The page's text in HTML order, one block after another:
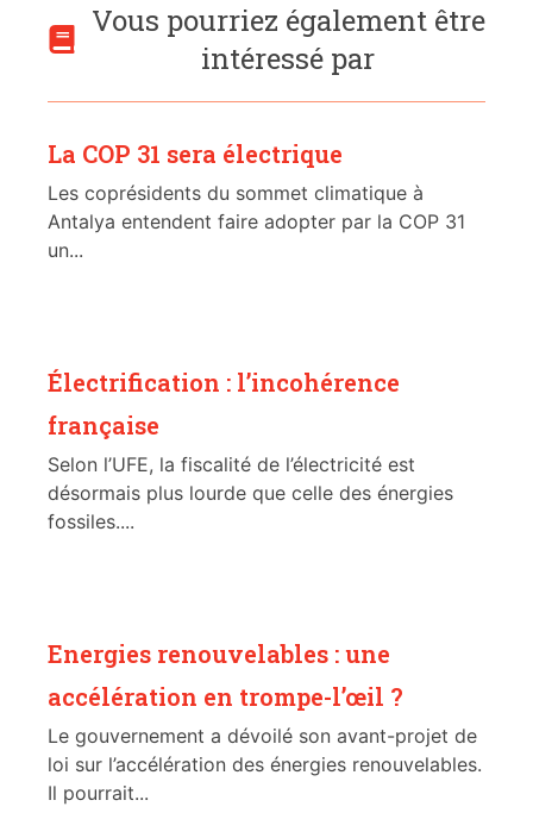
Vous pourriez également être
intéressé par
La COP 31 sera électrique
Les coprésidents du sommet climatique à
Antalya entendent faire adopter par la COP 31
un...
Électrification : l’incohérence
française
Selon l’UFE, la fiscalité de l’électricité est
désormais plus lourde que celle des énergies
fossiles....
Energies renouvelables : une
accélération en trompe-l’œil ?
Le gouvernement a dévoilé son avant-projet de
loi sur l’accélération des énergies renouvelables.
Il pourrait...